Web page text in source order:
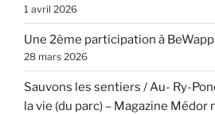
1 avril 2026
Une 2ème participation à
28 mars 2026
Sauvons les sentiers / Au- Ry-
la vie (du parc) – Magazine